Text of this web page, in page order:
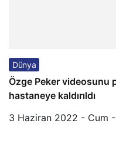
Dünya
Özge Peker videosunu
hastaneye kaldırıldı
3 Haziran 2022 - Cum